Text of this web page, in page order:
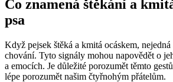
Co znamená štěkání a
psa
Když pejsek štěká a kmitá ocáskem, nejedná
chování. Tyto signály mohou napovědět o
a emocích. Je důležité porozumět těmto
lépe porozumět našim čtyřnohým přátelům.